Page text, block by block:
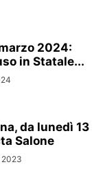
2024:
in Statale...
da lunedì 13
Salone
2023